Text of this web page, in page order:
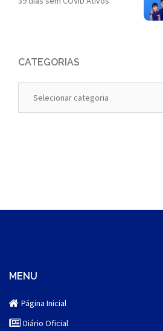
CATEGORIAS
MENU
Página Inicial
Diário Oficial